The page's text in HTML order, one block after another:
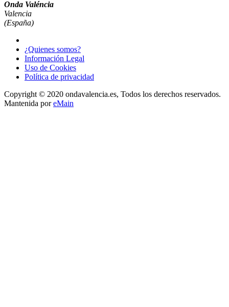
Onda Valéncia
Valencia
(España)
¿Quienes somos?
Información Legal
Uso de Cookies
Política de privacidad
Copyright © 2020 ondavalencia.es, Todos los derechos reservados.
Mantenida poreMain